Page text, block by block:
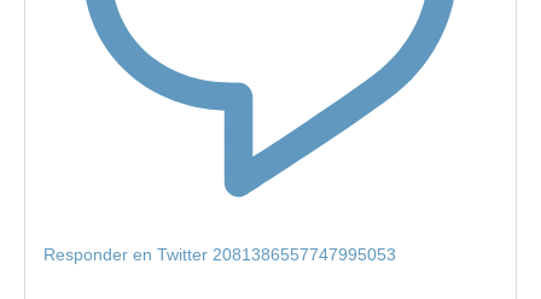
Responder en Twitter 2081386557747995053